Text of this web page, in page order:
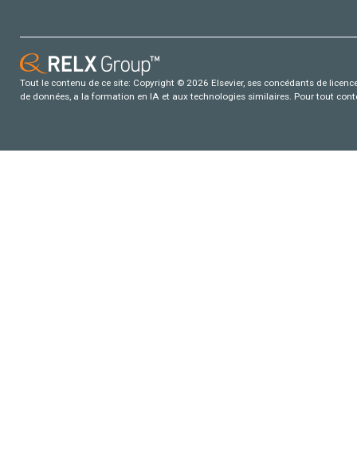
Tout le contenu de ce site: Copyright © 2026 Elsevier, ses concédants de
de données, a la formation en IA et aux technologies similaires. Pour tout